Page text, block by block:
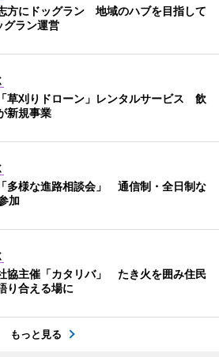
方にドッグラン 地域のハブを目指して
グラン運営
草刈りドローン」レンタルサービス 飲
新規事業
多様な進路相談会」 通信制・全日制な
加
協主催「カタリバ」 たき火を囲み住民
り合える場に
もっと見る